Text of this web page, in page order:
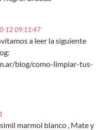
12 09:11:47
a leer la siguiente
blog/como-limpiar-tus-
marmol blanco , Mate y